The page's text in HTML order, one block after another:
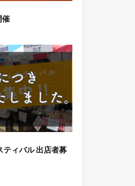
催
ティバル 出店者募